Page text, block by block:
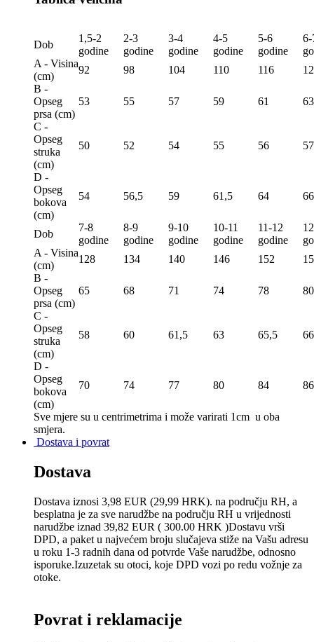
Dob
1,5-2
godine
2-3
godine
3-4
godine
4-5
godine
5-6
godine
6-
A - Visina
(сm)
92 98 104 110 116
B -
Opseg
prsa (сm)
53 55 57 59 61 63
C -
Opseg
struka
(сm)
50 52 54 55 56 57
D -
Opseg
bokova
(сm)
54 56,5 59 61,5 64 66
Dob
7-8
godine
8-9
godine
9-10
godine
10-11
godine
11-12
godine
A - Visina
(сm)
128 134 140 146 152
B -
Opseg
prsa (сm)
65 68 71 74 78 80
C -
Opseg
struka
(сm)
58 60 61,5 63 65,5
D -
Opseg
bokova
(сm)
70 74 77 80 84 86
Sve mjere su u centrimetrima i može varirati 1cm u oba
smjera.
Dostava i povrat
Dostava
Dostava iznosi 3,98 EUR (29,99 HRK). na području RH, a
besplatna je za sve narudžbe na području RH u vrijednosti
narudžbe iznad 39,82 EUR ( 300.00 HRK )Dostavu vrši
DPD, a paket u najvećem broju slučajeva stiže na Vašu adresu
u roku 1-3 radnih dana od potvrde Vaše narudžbe, odnosno
isporuke.Izuzetak su otoci, koje DPD vozi po redu vožnje za
otoke.
Povrat i reklamacije